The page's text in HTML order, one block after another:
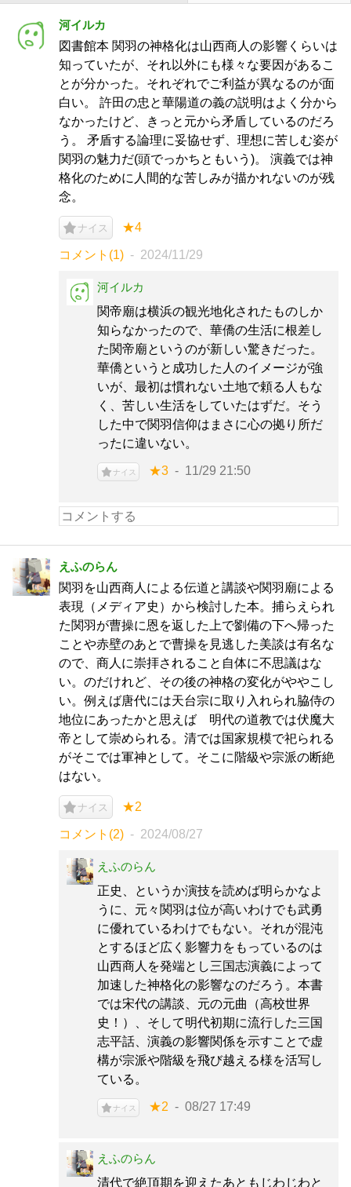
河イルカ
図書館本 関羽の神格化は山西商人の影響くらいは
知っていたが、それ以外にも様々な要因があるこ
とが分かった。それぞれでご利益が異なるのが面
白い。 許田の忠と華陽道の義の説明はよく分から
なかったけど、きっと元から矛盾しているのだろ
う。 矛盾する論理に妥協せず、理想に苦しむ姿が
関羽の魅力だ(頭でっかちともいう)。 演義では神
格化のために人間的な苦しみが描かれないのが残
念。
ナイス ★4
コメント(1) 2024/11/29
河イルカ
関帝廟は横浜の観光地化されたものしか
知らなかったので、華僑の生活に根差し
た関帝廟というのが新しい驚きだった。
華僑というと成功した人のイメージが強
いが、最初は慣れない土地で頼る人もな
く、苦しい生活をしていたはずだ。そう
した中で関羽信仰はまさに心の拠り所だ
ったに違いない。
ナイス ★3 11/29 21:50
えふのらん
関羽を山西商人による伝道と講談や関羽廟による
表現（メディア史）から検討した本。捕らえられ
た関羽が曹操に恩を返した上で劉備の下へ帰った
ことや赤壁のあとで曹操を見逃した美談は有名な
ので、商人に崇拝されること自体に不思議はな
い。のだけれど、その後の神格の変化がややこし
い。例えば唐代には天台宗に取り入れられ脇侍の
地位にあったかと思えば 明代の道教では伏魔大
帝として崇められる。清では国家規模で祀られる
がそこでは軍神として。そこに階級や宗派の断絶
はない。
ナイス ★2
コメント(2) 2024/08/27
えふのらん
正史、というか演技を読めば明らかなよ
うに、元々関羽は位が高いわけでも武勇
に優れているわけでもない。それが混沌
とするほど広く影響力をもっているのは
山西商人を発端とし三国志演義によって
加速した神格化の影響なのだろう。本書
では宋代の講談、元の元曲（高校世界
史！）、そして明代初期に流行した三国
志平話、演義の影響関係を示すことで虚
構が宗派や階級を飛び越える様を活写し
ている。
ナイス ★2 08/27 17:49
えふのらん
清代で絶頂期を迎えたあともじわじわと